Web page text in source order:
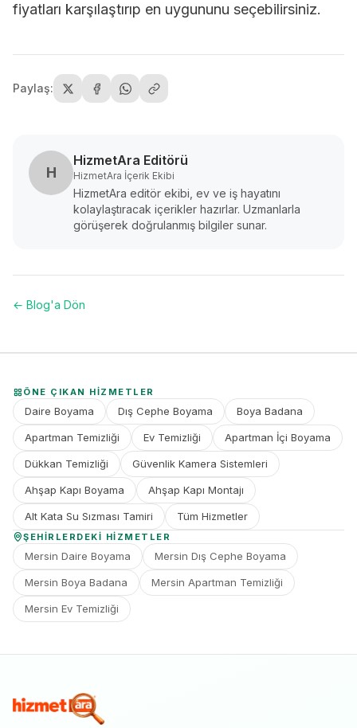
fiyatları karşılaştırıp en uygununu seçebilirsiniz.
Paylaş:
H
HizmetAra Editörü
HizmetAra İçerik Ekibi
HizmetAra editör ekibi, ev ve iş hayatını
kolaylaştıracak içerikler hazırlar. Uzmanlarla
görüşerek doğrulanmış bilgiler sunar.
← Blog'a Dön
ÖNE ÇIKAN HIZMETLER
Daire Boyama Dış Cephe Boyama Boya Badana
Apartman Temizliği Ev Temizliği Apartman İçi Boyama
Dükkan Temizliği Güvenlik Kamera Sistemleri
Ahşap Kapı Boyama Ahşap Kapı Montajı
Alt Kata Su Sızması Tamiri Tüm Hizmetler
ŞEHIRLERDEKI HIZMETLER
Mersin Daire Boyama Mersin Dış Cephe Boyama
Mersin Boya Badana Mersin Apartman Temizliği
Mersin Ev Temizliği